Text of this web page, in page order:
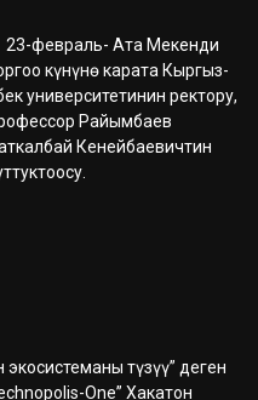
23-февраль- Ата Мекенди
күнүнө карата Кыргыз-
университетинин ректору,
Райымбаев
Кенейбаевичтин
түзүү” деген
One” Хакатон